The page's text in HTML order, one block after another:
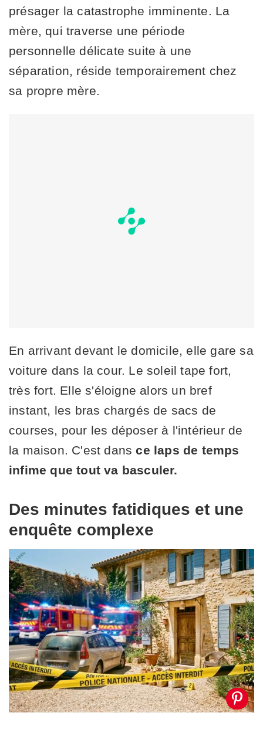
présager la catastrophe imminente. La
mère, qui traverse une période
personnelle délicate suite à une
séparation, réside temporairement chez
sa propre mère.
En arrivant devant le domicile, elle gare sa
voiture dans la cour. Le soleil tape fort,
très fort. Elle s'éloigne alors un bref
instant, les bras chargés de sacs de
courses, pour les déposer à l'intérieur de
la maison. C'est dansce laps de temps
infime que tout va basculer.
Des minutes fatidiques et une
enquête complexe